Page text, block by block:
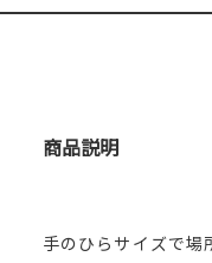
商品説明
手のひらサイズで場